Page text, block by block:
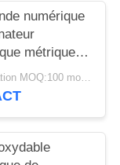
numérique
métrique à
de
be negotiation MOQ:100 morceaux